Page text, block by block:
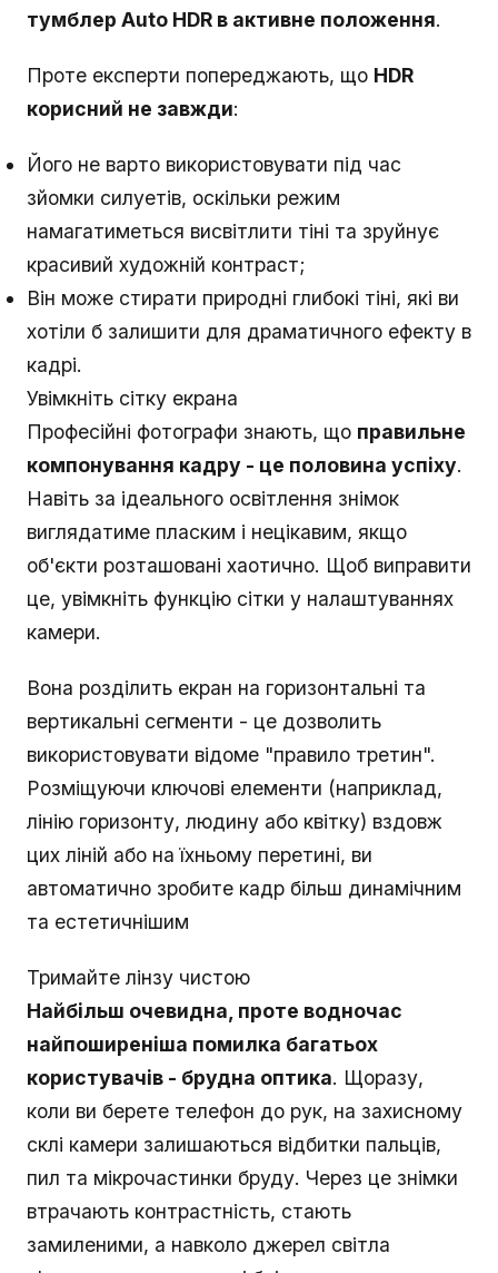
тумблер Auto HDR в активне положення.
Проте експерти попереджають, що HDR
корисний не завжди:
Його не варто використовувати під час
зйомки силуетів, оскільки режим
намагатиметься висвітлити тіні та зруйнує
красивий художній контраст;
Він може стирати природні глибокі тіні, які ви
хотіли б залишити для драматичного ефекту в
кадрі.
Увімкніть сітку екрана
Професійні фотографи знають, що правильне
компонування кадру - це половина успіху.
Навіть за ідеального освітлення знімок
виглядатиме пласким і нецікавим, якщо
об'єкти розташовані хаотично. Щоб виправити
це, увімкніть функцію сітки у налаштуваннях
камери.
Вона розділить екран на горизонтальні та
вертикальні сегменти - це дозволить
використовувати відоме "правило третин".
Розміщуючи ключові елементи (наприклад,
лінію горизонту, людину або квітку) вздовж
цих ліній або на їхньому перетині, ви
автоматично зробите кадр більш динамічним
та естетичнішим
Тримайте лінзу чистою
Найбільш очевидна, проте водночас
найпоширеніша помилка багатьох
користувачів - брудна оптика. Щоразу,
коли ви берете телефон до рук, на захисному
склі камери залишаються відбитки пальців,
пил та мікрочастинки бруду. Через це знімки
втрачають контрастність, стають
замиленими, а навколо джерел світла